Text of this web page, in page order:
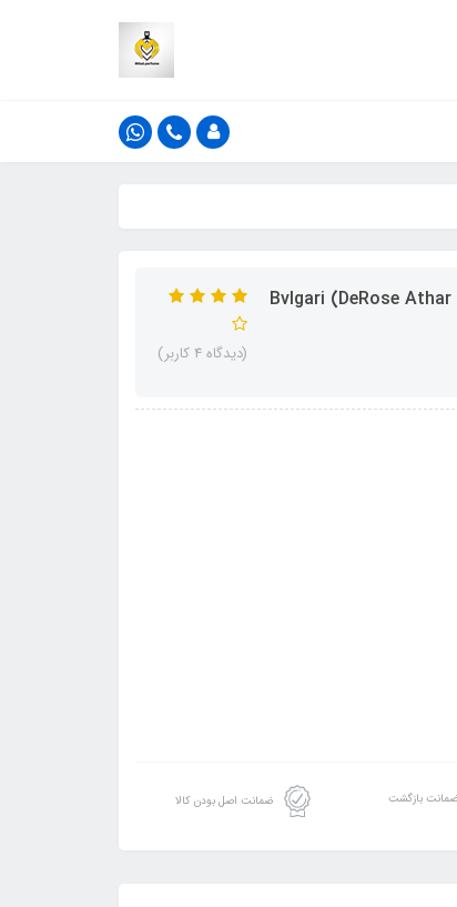
ادکلن سمام (صمام) مدل دی رز اثر رایحه بولگاری تایگار ( DeRose Athar Samam) Bvlgari
(دیدگاه 4 کاربر)
ضمانت اصل بودن کالا